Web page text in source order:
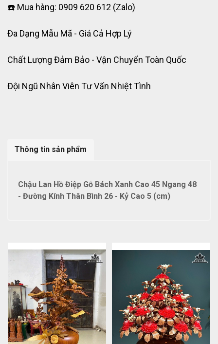
☎️ Mua hàng: 0909 620 612 (Zalo)
Đa Dạng Mẫu Mã - Giá Cả Hợp Lý
Chất Lượng Đảm Bảo - Vận Chuyển Toàn Quốc
Đội Ngũ Nhân Viên Tư Vấn Nhiệt Tình
Thông tin sản phẩm
Chậu Lan Hồ Điệp Gỗ Bách Xanh Cao 45 Ngang 48
- Đường Kính Thân Bình 26 - Kỷ Cao 5 (cm)